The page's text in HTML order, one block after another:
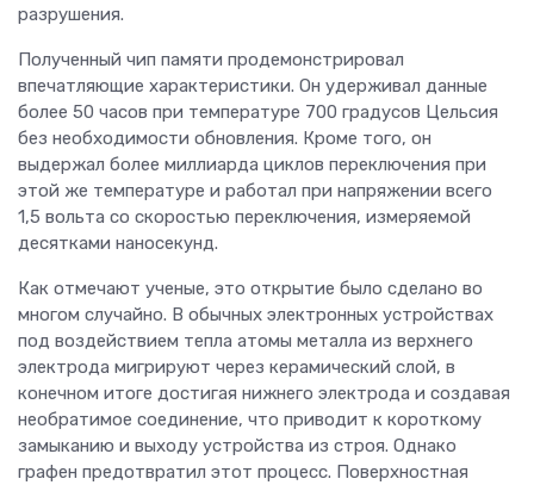
разрушения.
Полученный чип памяти продемонстрировал
впечатляющие характеристики. Он удерживал данные
более 50 часов при температуре 700 градусов Цельсия
без необходимости обновления. Кроме того, он
выдержал более миллиарда циклов переключения при
этой же температуре и работал при напряжении всего
1,5 вольта со скоростью переключения, измеряемой
десятками наносекунд.
Как отмечают ученые, это открытие было сделано во
многом случайно. В обычных электронных устройствах
под воздействием тепла атомы металла из верхнего
электрода мигрируют через керамический слой, в
конечном итоге достигая нижнего электрода и создавая
необратимое соединение, что приводит к короткому
замыканию и выходу устройства из строя. Однако
графен предотвратил этот процесс. Поверхностная